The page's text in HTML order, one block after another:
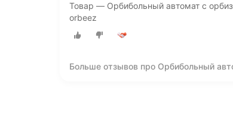
Товар — Орбибольный автомат с
orbeez
Больше отзывов про Орбибольный